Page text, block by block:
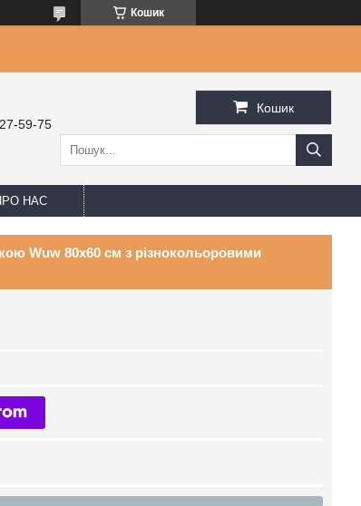
Кошик
59-75
Кошик
НАС
Wuw 80x60 см з різнокольоровими